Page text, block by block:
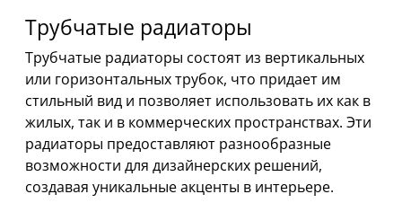
Трубчатые радиаторы
Трубчатые радиаторы состоят из вертикальных
или горизонтальных трубок, что придает им
стильный вид и позволяет использовать их как в
жилых, так и в коммерческих пространствах. Эти
радиаторы предоставляют разнообразные
возможности для дизайнерских решений,
создавая уникальные акценты в интерьере.